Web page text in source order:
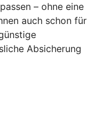
– ohne eine
auch schon für
Absicherung